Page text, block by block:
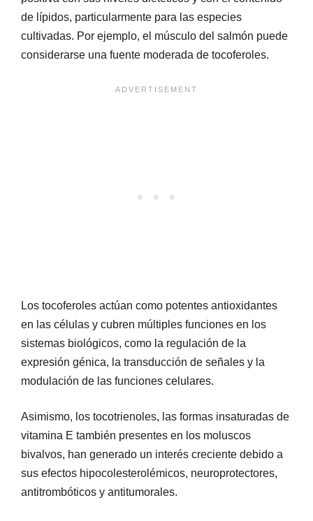
de lípidos, particularmente para las especies
cultivadas. Por ejemplo, el músculo del salmón puede
considerarse una fuente moderada de tocoferoles.
Los tocoferoles actúan como potentes antioxidantes
en las células y cubren múltiples funciones en los
sistemas biológicos, como la regulación de la
expresión génica, la transducción de señales y la
modulación de las funciones celulares.
Asimismo, los tocotrienoles, las formas insaturadas de
vitamina E también presentes en los moluscos
bivalvos, han generado un interés creciente debido a
sus efectos hipocolesterolémicos, neuroprotectores,
antitrombóticos y antitumorales.